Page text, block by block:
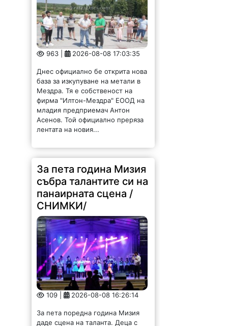
963 | 2026-08-08 17:03:35
Днес официално бе открита нова
база за изкупуване на метали в
Мездра. Тя е собственост на
фирма "Илтон-Мездра" ЕООД на
младия предприемач Антон
Асенов. Той официално преряза
лентата на новия...
За пета година Мизия
събра талантите си на
панаирната сцена /
СНИМКИ/
109 | 2026-08-08 16:26:14
За пета поредна година Мизия
даде сцена на таланта. Деца с